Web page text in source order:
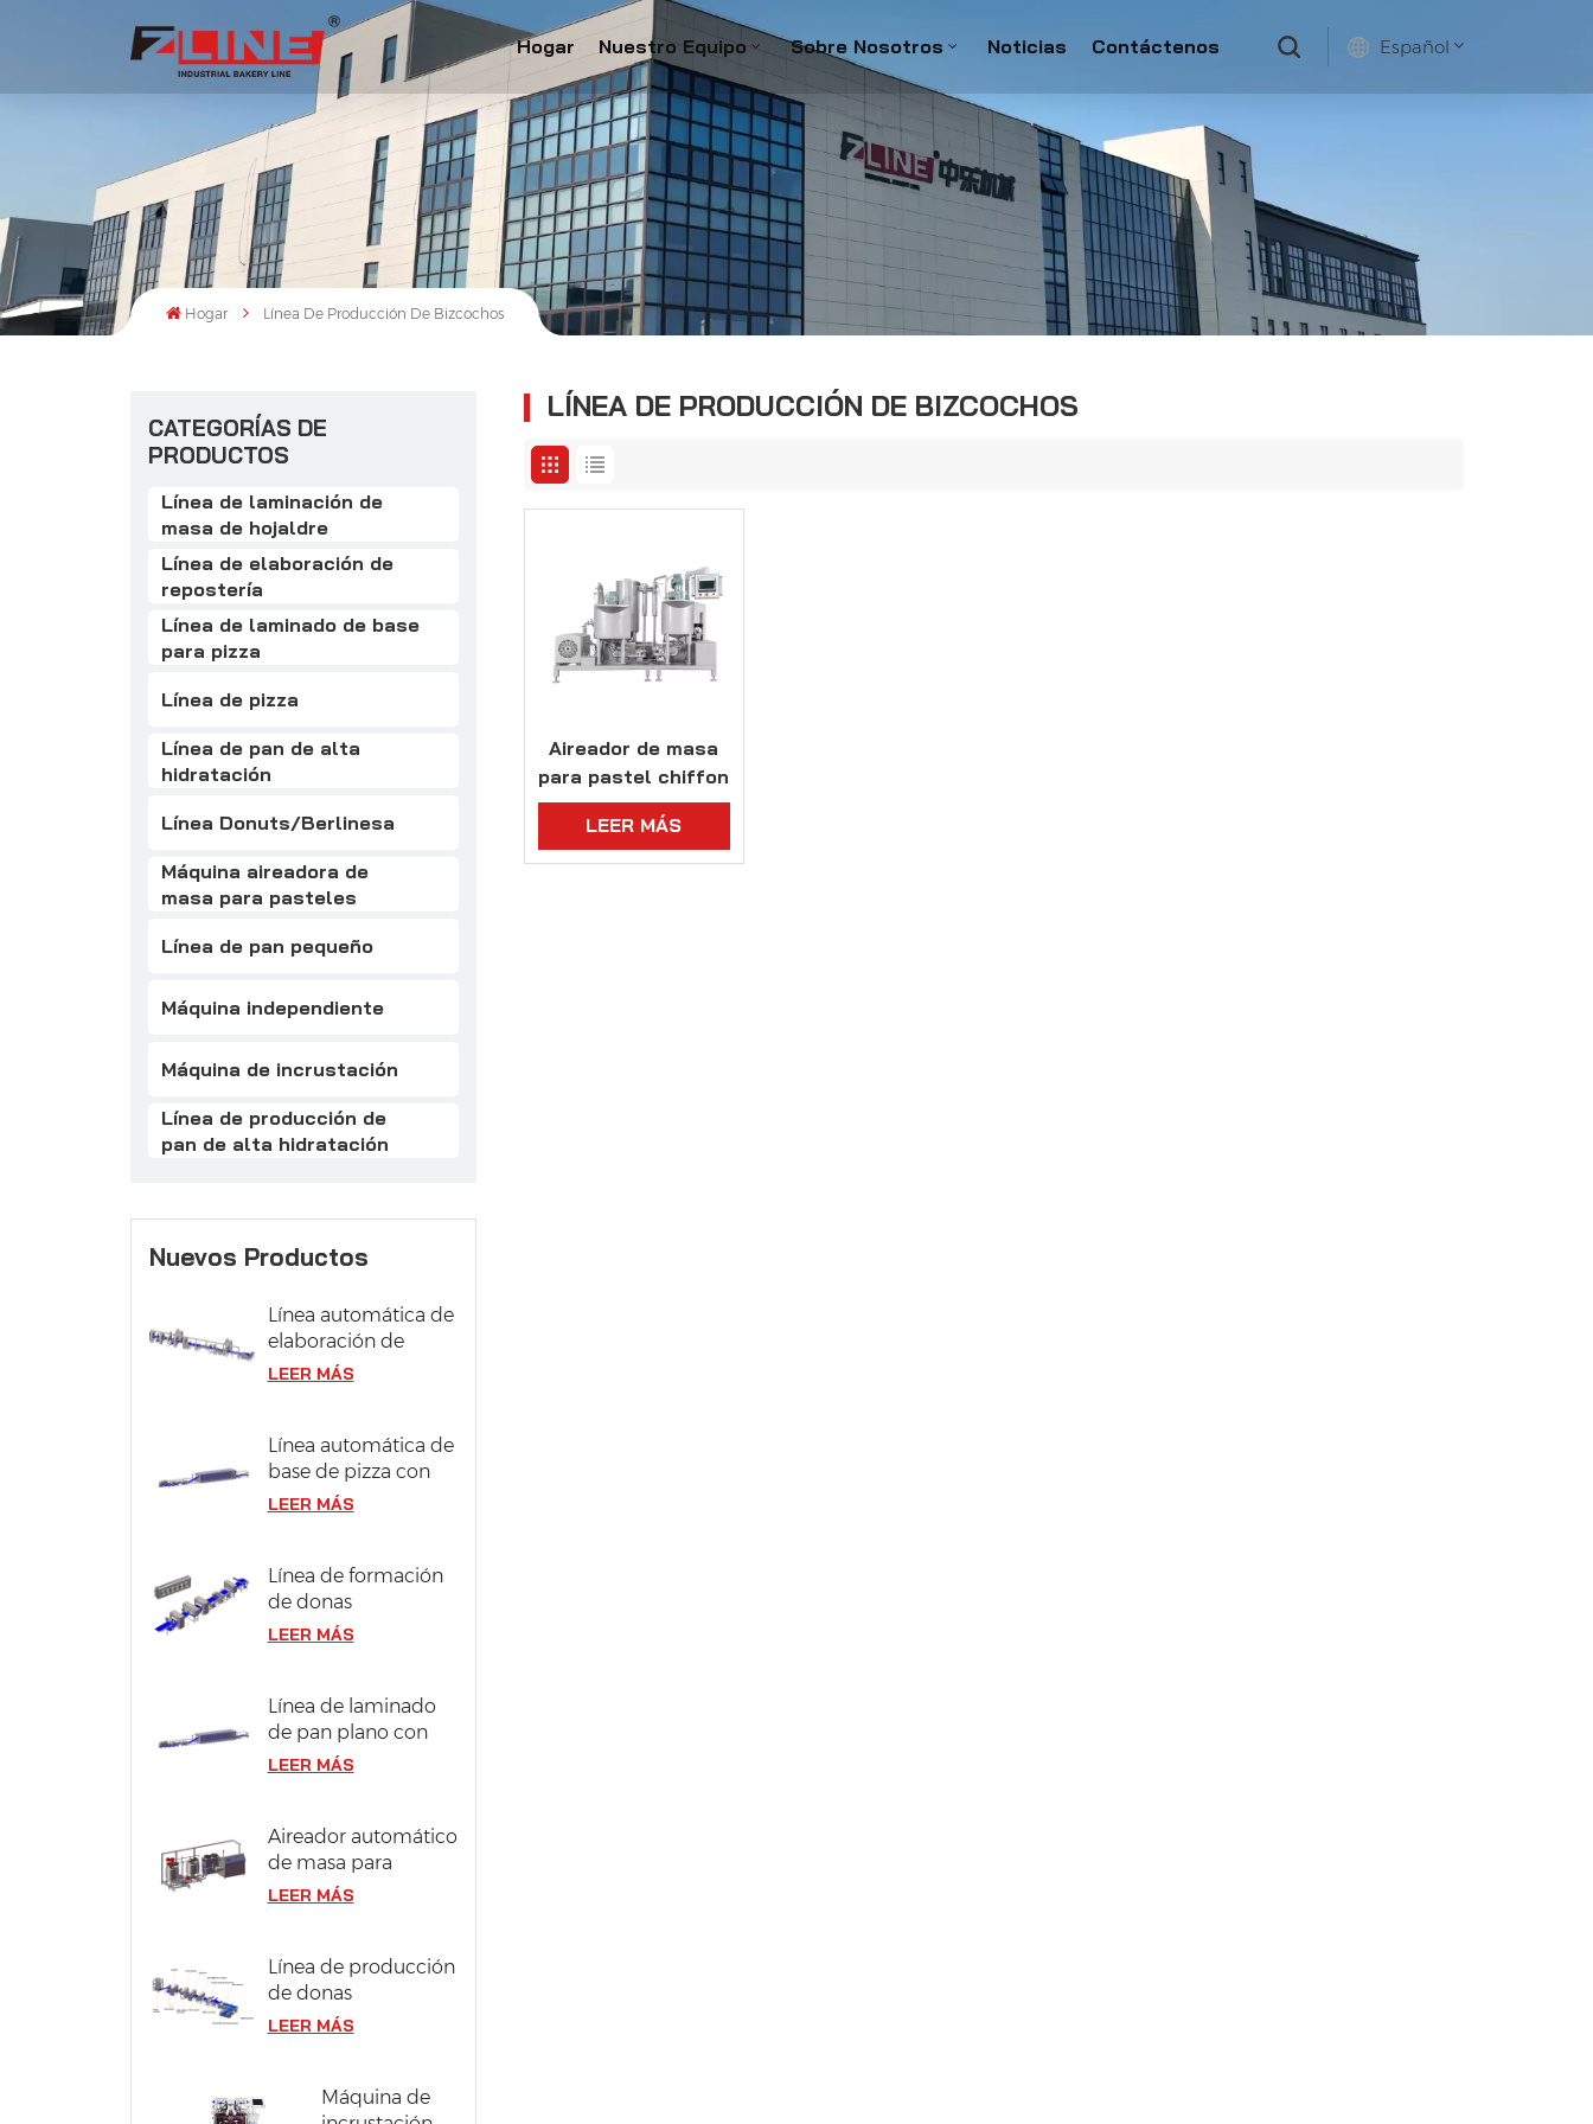
Hogar Nuestro Equipo Sobre Nosotros Noticias Contáctenos Español
русский
español
Hogar Línea De Producción De Bizcochos
CATEGORÍAS DE
PRODUCTOS
Línea de laminación de
masa de hojaldre
Línea de elaboración de
repostería
Línea de laminado de base
para pizza
Línea de pizza
Línea de pan de alta
hidratación
Línea Donuts/Berlinesa
Máquina aireadora de
masa para pasteles
Línea de pan pequeño
Máquina independiente
Máquina de incrustación
Línea de producción de
pan de alta hidratación
Nuevos Productos
Línea automática de
elaboración de
pasteles
LEER MÁS
Línea automática de
base de pizza con
sistema de
LEER MÁS
Línea de formación
de donas
compactas y
LEER MÁS
Línea de laminado
de pan plano con
ancho de masa de
LEER MÁS
Aireador automático
de masa para
bizcocho
LEER MÁS
Línea de producción
de donas
industriales con
LEER MÁS
Máquina de
LÍNEA DE PRODUCCIÓN DE BIZCOCHOS
Aireador de masa
para pastel chiffon
pequeño para 180
kg/h
LEER MÁS